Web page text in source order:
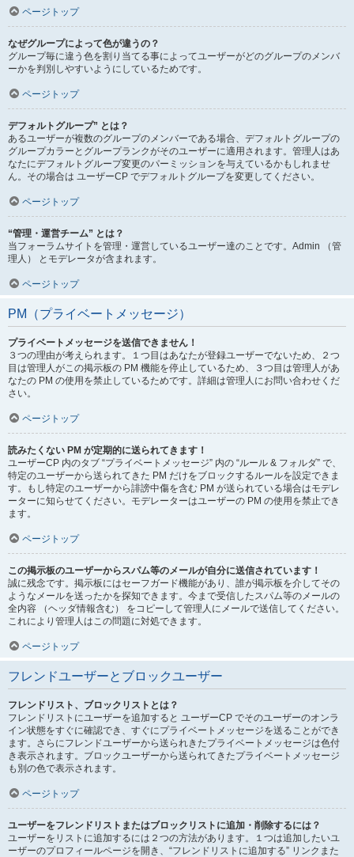
ページトップ
なぜグループによって色が違うの？
グループ毎に違う色を割り当てる事によってユーザーがどのグループのメンバ
ーかを判別しやすいようにしているためです。
ページトップ
デフォルトグループ” とは？
あるユーザーが複数のグループのメンバーである場合、デフォルトグループの
グループカラーとグループランクがそのユーザーに適用されます。管理人はあ
なたにデフォルトグループ変更のパーミッションを与えているかもしれませ
ん。その場合は ユーザーCP でデフォルトグループを変更してください。
ページトップ
“管理・運営チーム” とは？
当フォーラムサイトを管理・運営しているユーザー達のことです。Admin （管
理人） とモデレータが含まれます。
ページトップ
PM（プライベートメッセージ）
プライベートメッセージを送信できません！
３つの理由が考えられます。１つ目はあなたが登録ユーザーでないため、２つ
目は管理人がこの掲示板の PM 機能を停止しているため、３つ目は管理人があ
なたの PM の使用を禁止しているためです。詳細は管理人にお問い合わせくだ
さい。
ページトップ
読みたくない PM が定期的に送られてきます！
ユーザーCP 内のタブ “プライベートメッセージ” 内の “ルール & フォルダ” で、
特定のユーザーから送られてきた PM だけをブロックするルールを設定できま
す。もし特定のユーザーから誹謗中傷を含む PM が送られている場合はモデレ
ーターに知らせてください。モデレーターはユーザーの PM の使用を禁止でき
ます。
ページトップ
この掲示板のユーザーからスパム等のメールが自分に送信されています！
誠に残念です。掲示板にはセーフガード機能があり、誰が掲示板を介してその
ようなメールを送ったかを探知できます。今まで受信したスパム等のメールの
全内容 （ヘッダ情報含む） をコピーして管理人にメールで送信してください。
これにより管理人はこの問題に対処できます。
ページトップ
フレンドユーザーとブロックユーザー
フレンドリスト、ブロックリストとは？
フレンドリストにユーザーを追加すると ユーザーCP でそのユーザーのオンラ
イン状態をすぐに確認でき、すぐにプライベートメッセージを送ることができ
ます。さらにフレンドユーザーから送られきたプライベートメッセージは色付
き表示されます。ブロックユーザーから送られてきたプライベートメッセージ
も別の色で表示されます。
ページトップ
ユーザーをフレンドリストまたはブロックリストに追加・削除するには？
ユーザーをリストに追加するには２つの方法があります。１つは追加したいユ
ーザーのプロフィールページを開き、“フレンドリストに追加する” リンクまた